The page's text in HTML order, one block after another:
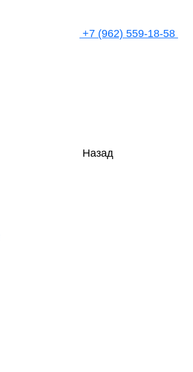
+7 (962) 559-18-58
Назад